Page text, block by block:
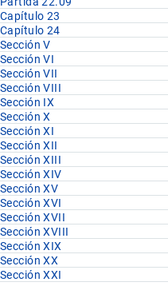
Capítulo 23
Capítulo 24
Sección V
Sección VI
Sección VII
Sección VIII
Sección IX
Sección X
Sección XI
Sección XII
Sección XIII
Sección XIV
Sección XV
Sección XVI
Sección XVII
Sección XVIII
Sección XIX
Sección XX
Sección XXI